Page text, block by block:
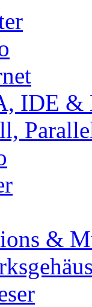
IDE &
&